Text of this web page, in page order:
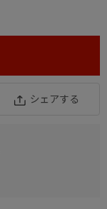
シェアする